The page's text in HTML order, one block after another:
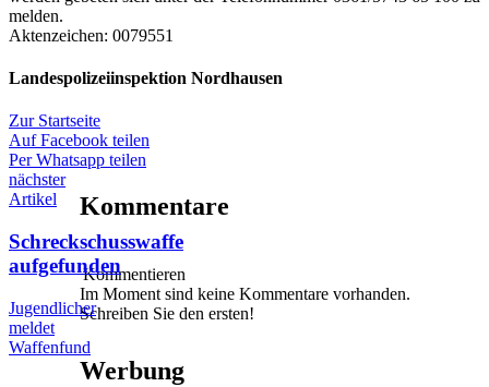
melden.
Aktenzeichen: 0079551
Landespolizeiinspektion Nordhausen
Zur Startseite
Auf Facebook teilen
Per Whatsapp teilen
nächster
Artikel
Schreckschusswaffe
aufgefunden
Jugendlicher
meldet
Waffenfund
Kommentare
Kommentieren
Im Moment sind keine Kommentare vorhanden.
Schreiben Sie den ersten!
Werbung